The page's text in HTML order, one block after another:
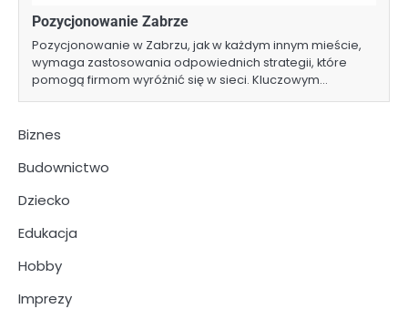
Pozycjonowanie Zabrze
Pozycjonowanie w Zabrzu, jak w każdym innym mieście,
wymaga zastosowania odpowiednich strategii, które
pomogą firmom wyróżnić się w sieci. Kluczowym…
Biznes
Budownictwo
Dziecko
Edukacja
Hobby
Imprezy